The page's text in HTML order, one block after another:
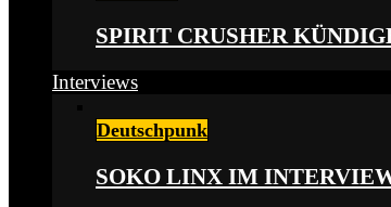
SPIRIT CRUSHER
Interviews
Deutschpunk
SOKO LINX IM